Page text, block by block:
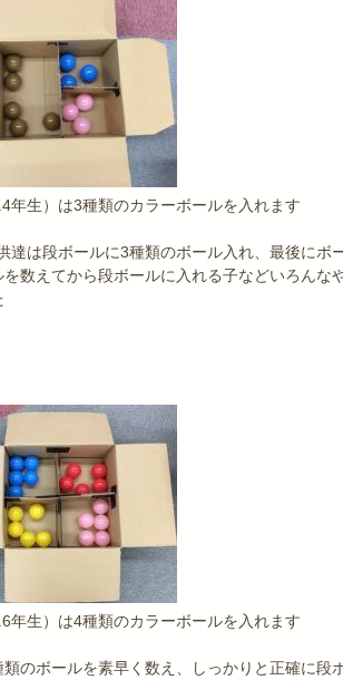
年生）は3種類のカラーボールを入れます
達は段ボールに3種類のボール入れ、最後にボ
数えてから段ボールに入れる子などいろんな
年生）は4種類のカラーボールを入れます
のボールを素早く数え、しっかりと正確に段